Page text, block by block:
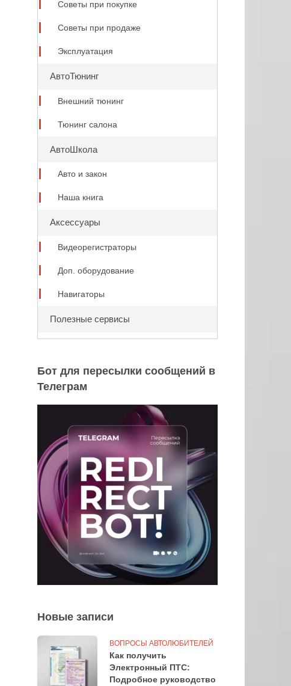
Советы при покупке
Советы при продаже
Эксплуатация
АвтоТюнинг
Внешний тюнинг
Тюнинг салона
АвтоШкола
Авто и закон
Наша книга
Аксессуары
Видеорегистраторы
Доп. оборудование
Навигаторы
Полезные сервисы
Бот для пересылки сообщений в
Телеграм
Новые записи
ВОПРОСЫ АВТОЛЮБИТЕЛЕЙ
Как получить
Электронный ПТС:
Подробное руководство